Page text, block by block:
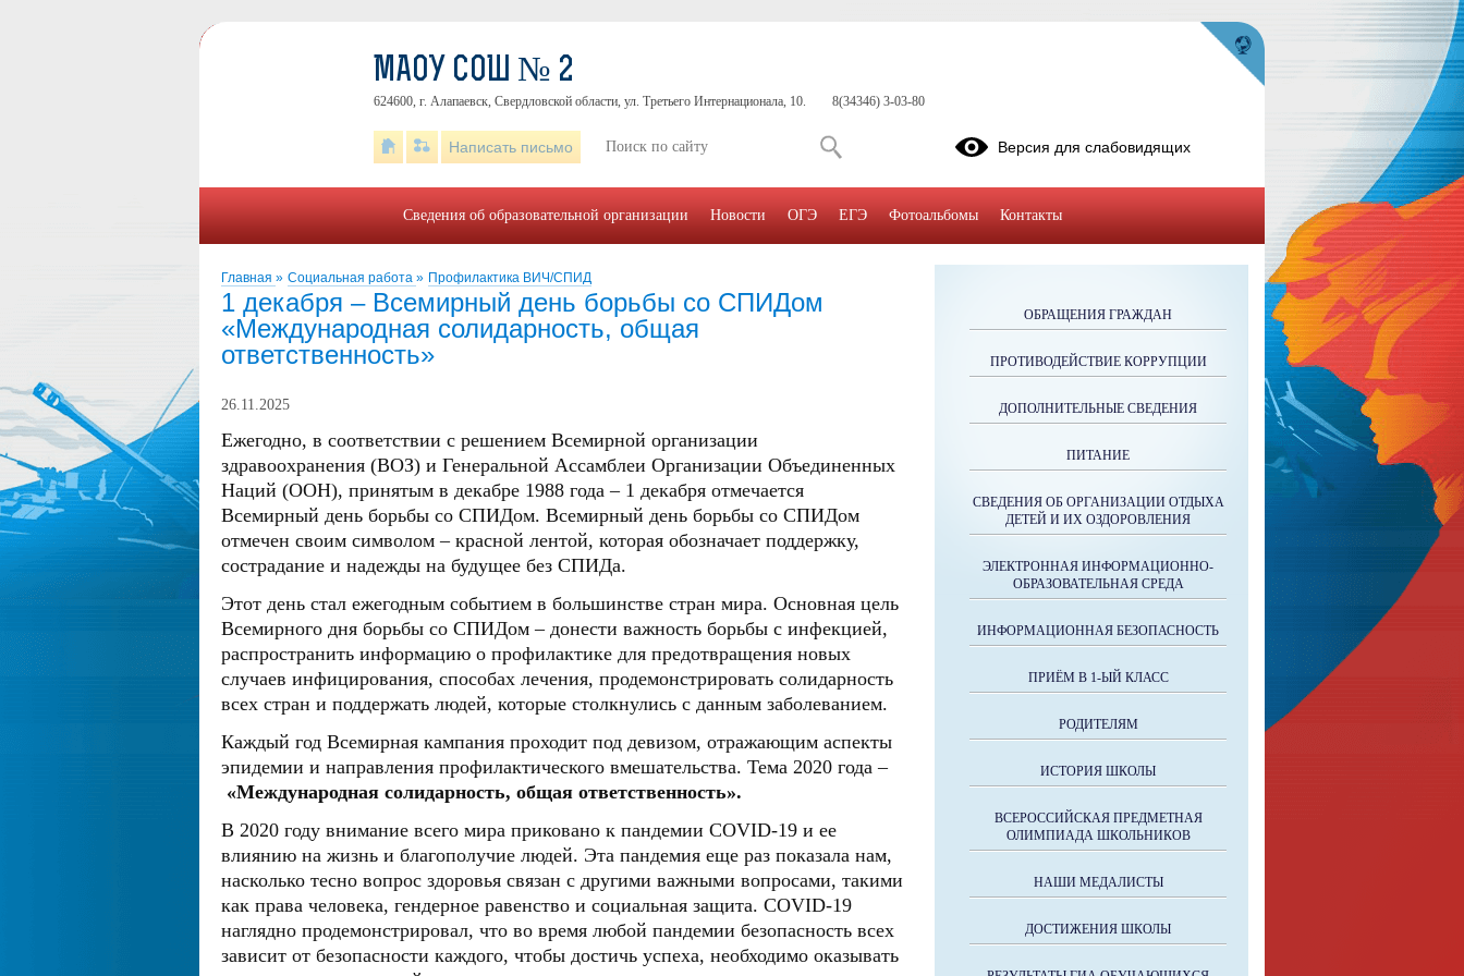
Главная » Социальная работа » Профилактика ВИЧ/СПИД
1 декабря – Всемирный день борьбы со СПИДом
«Международная солидарность, общая
ответственность»
26.11.2025
Ежегодно, в соответствии с решением Всемирной организации
здравоохранения (ВОЗ) и Генеральной Ассамблеи Организации Объединенных
Наций (ООН), принятым в декабре 1988 года – 1 декабря отмечается
Всемирный день борьбы со СПИДом. Всемирный день борьбы со СПИДом
отмечен своим символом – красной лентой, которая обозначает поддержку,
сострадание и надежды на будущее без СПИДа.
Этот день стал ежегодным событием в большинстве стран мира. Основная цель
Всемирного дня борьбы со СПИДом – донести важность борьбы с инфекцией,
распространить информацию о профилактике для предотвращения новых
случаев инфицирования, способах лечения, продемонстрировать солидарность
всех стран и поддержать людей, которые столкнулись с данным заболеванием.
Каждый год Всемирная кампания проходит под девизом, отражающим аспекты
эпидемии и направления профилактического вмешательства. Тема 2020 года –
«Международная солидарность, общая ответственность».
В 2020 году внимание всего мира приковано к пандемии COVID-19 и ее
влиянию на жизнь и благополучие людей. Эта пандемия еще раз показала нам,
насколько тесно вопрос здоровья связан с другими важными вопросами, такими
как права человека, гендерное равенство и социальная защита. COVID-19
наглядно продемонстрировал, что во время любой пандемии безопасность всех
зависит от безопасности каждого, чтобы достичь успеха, необходимо оказывать
ОБРАЩЕНИЯ ГРАЖДАН
ПРОТИВОДЕЙСТВИЕ КОРРУПЦИИ
ДОПОЛНИТЕЛЬНЫЕ СВЕДЕНИЯ
ПИТАНИЕ
СВЕДЕНИЯ ОБ ОРГАНИЗАЦИИ ОТДЫХА
ДЕТЕЙ И ИХ ОЗДОРОВЛЕНИЯ
ЭЛЕКТРОННАЯ ИНФОРМАЦИОННО-
ОБРАЗОВАТЕЛЬНАЯ СРЕДА
ИНФОРМАЦИОННАЯ БЕЗОПАСНОСТЬ
ПРИЁМ В 1-ЫЙ КЛАСС
РОДИТЕЛЯМ
ИСТОРИЯ ШКОЛЫ
ВСЕРОССИЙСКАЯ ПРЕДМЕТНАЯ
ОЛИМПИАДА ШКОЛЬНИКОВ
НАШИ МЕДАЛИСТЫ
ДОСТИЖЕНИЯ ШКОЛЫ
МАОУ СОШ № 2
624600, г. Алапаевск, Свердловской области, ул. Третьего Интернационала, 10. 8(34346) 3-03-80
Написать письмо Версия для слабовидящих
Сведения об образовательной организации Новости ОГЭ ЕГЭ Фотоальбомы Контакты